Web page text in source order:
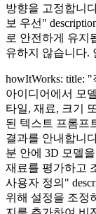
방향을 고정합니
보 우선"
로 안전하게 유지
유하지 않습니다.
howItWorks: title:
아이디어에서 모
타일, 재료, 크기
된 텍스트 프롬프
결과를 안내합니
분 안에 3D 모델
재료를 평가하고
사용자 정의"
위해 설정을 조정